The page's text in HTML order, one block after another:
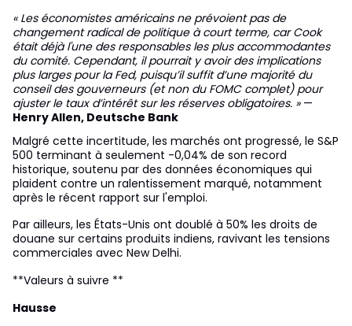
« Les économistes américains ne prévoient pas de
changement radical de politique à court terme, car Cook
était déjà l'une des responsables les plus accommodantes
du comité. Cependant, il pourrait y avoir des implications
plus larges pour la Fed, puisqu’il suffit d’une majorité du
conseil des gouverneurs (et non du FOMC complet) pour
ajuster le taux d’intérêt sur les réserves obligatoires. »—
Henry Allen, Deutsche Bank
Malgré cette incertitude, les marchés ont progressé, le S&P
500 terminant à seulement -0,04% de son record
historique, soutenu par des données économiques qui
plaident contre un ralentissement marqué, notamment
après le récent rapport sur l'emploi.
Par ailleurs, les États-Unis ont doublé à 50% les droits de
douane sur certains produits indiens, ravivant les tensions
commerciales avec New Delhi.
**Valeurs à suivre **
Hausse